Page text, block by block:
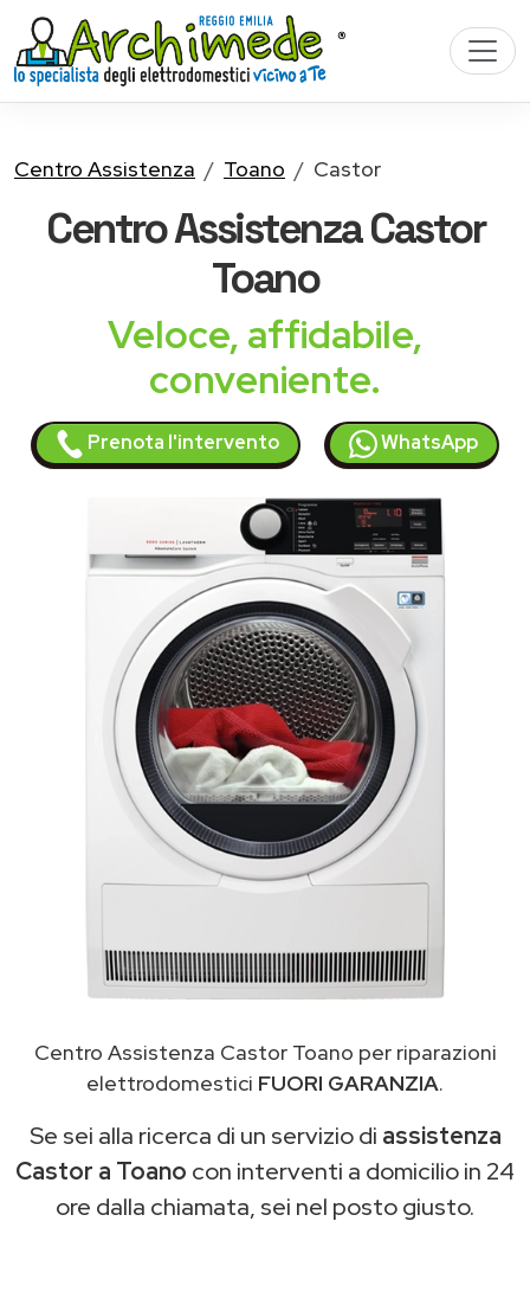
Centro Assistenza Toano Castor
Centro AssistenzaCastor
Toano
Veloce, affidabile,
conveniente.
Prenota l'intervento WhatsApp
Centro Assistenza Castor Toano per riparazioni
elettrodomestici FUORI GARANZIA.
Se sei alla ricerca di un servizio di assistenza
Castor a Toano con interventi a domicilio in 24
ore dalla chiamata, sei nel posto giusto.